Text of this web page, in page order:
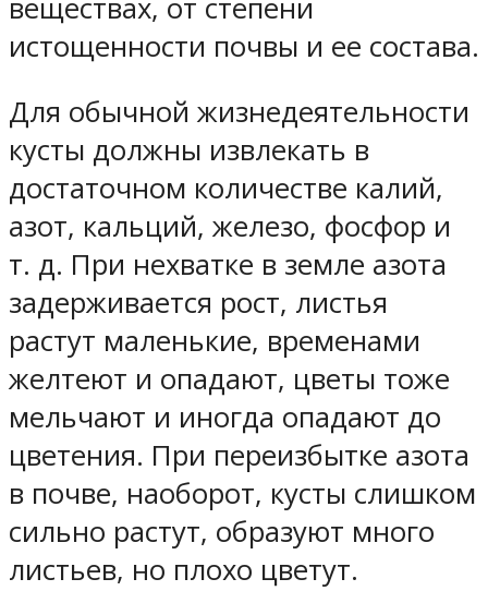
веществах, от степени
истощенности почвы и ее состава.
Для обычной жизнедеятельности
кусты должны извлекать в
достаточном количестве калий,
азот, кальций, железо, фосфор и
т. д. При нехватке в земле азота
задерживается рост, листья
растут маленькие, временами
желтеют и опадают, цветы тоже
мельчают и иногда опадают до
цветения. При переизбытке азота
в почве, наоборот, кусты слишком
сильно растут, образуют много
листьев, но плохо цветут.